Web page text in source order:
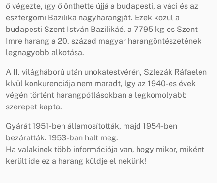
ő végezte, így ő önthette újjá a budapesti, a váci és az
esztergomi Bazilika nagyharangját. Ezek közül a
budapesti Szent István Bazilikáé, a 7795 kg-os Szent
Imre harang a 20. század magyar harangöntészetének
legnagyobb alkotása.
A II. világháború után unokatestvérén, Szlezák Ráfaelen
kívül konkurenciája nem maradt, így az 1940-es évek
végén történt harangpótlásokban a legkomolyabb
szerepet kapta.
Gyárát 1951-ben államosították, majd 1954-ben
bezáratták. 1953-ban halt meg.
Ha valakinek több információja van, hogy mikor, miként
került ide ez a harang küldje el nekünk!